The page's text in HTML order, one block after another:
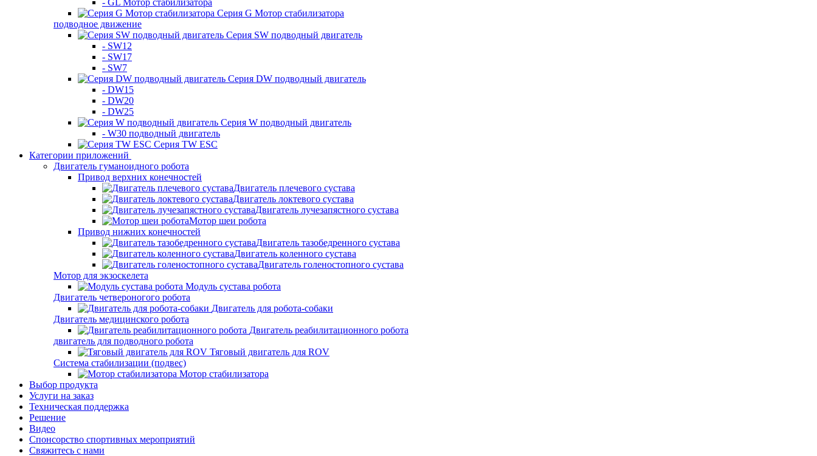
- GL Мотор стабилизатора
Серия G Мотор стабилизатора
подводное движение
Серия SW подводный двигатель
- SW12
- SW17
- SW7
Серия DW подводный двигатель
- DW15
- DW20
- DW25
Серия W подводный двигатель
- W30 подводный двигатель
Серия TW ESC
Категории приложений
Двигатель гуманоидного робота
Привод верхних конечностей
Двигатель плечевого сустава
Двигатель локтевого сустава
Двигатель лучезапястного сустава
Мотор шеи робота
Привод нижних конечностей
Двигатель тазобедренного сустава
Двигатель коленного сустава
Двигатель голеностопного сустава
Мотор для экзоскелета
Модуль сустава робота
Двигатель четвероногого робота
Двигатель для робота-собаки
Двигатель медицинского робота
Двигатель реабилитационного робота
двигатель для подводного робота
Тяговый двигатель для ROV
Система стабилизации (подвес)
Мотор стабилизатора
Выбор продукта
Услуги на заказ
Техническая поддержка
Решение
Видео
Спонсорство спортивных мероприятий
Свяжитесь с нами